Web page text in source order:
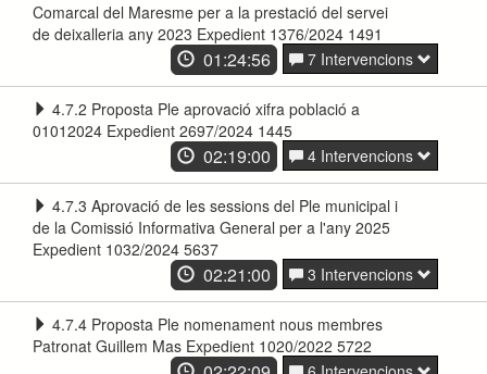
Comarcal del Maresme per a la prestació del servei
de deixalleria any 2023 Expedient 1376/2024 1491
01:24:56 7 Intervencions
4.7.2 Proposta Ple aprovació xifra població a
01012024 Expedient 2697/2024 1445
02:19:00 4 Intervencions
4.7.3 Aprovació de les sessions del Ple municipal i
de la Comissió Informativa General per a l'any 2025
Expedient 1032/2024 5637
02:21:00 3 Intervencions
4.7.4 Proposta Ple nomenament nous membres
Patronat Guillem Mas Expedient 1020/2022 5722